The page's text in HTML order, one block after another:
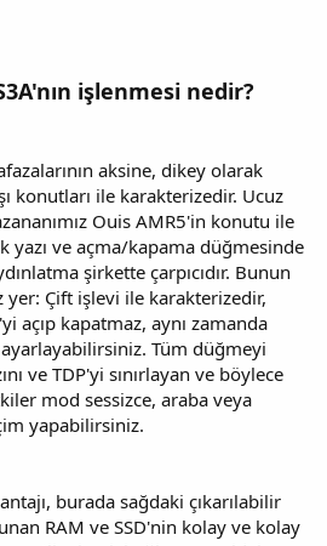
işlenmesi nedir?
aksine, dikey olarak
konutları ile karakterizedir. Ucuz
Ouis AMR5'in konutu ile
yazı ve açma/kapama düğmesinde
şirkette çarpıcıdır. Bunun
yer: Çift işlevi ile karakterizedir,
açıp kapatmaz, aynı zamanda
Tüm düğmeyi
ve TDP'yi sınırlayan ve böylece
mod sessizce, araba veya
yapabilirsiniz.
burada sağdaki çıkarılabilir
RAM ve SSD'nin kolay ve kolay